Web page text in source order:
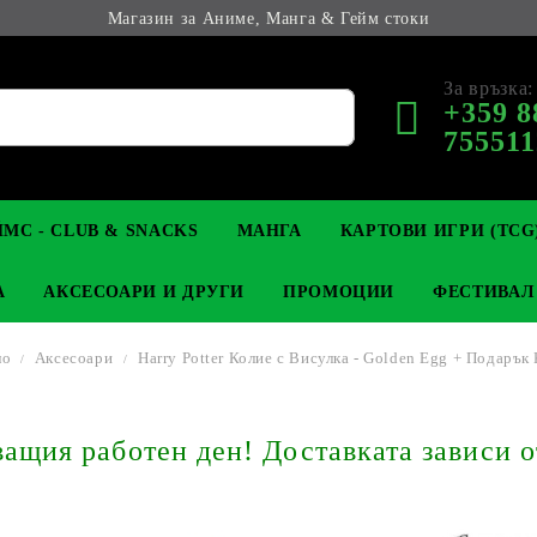
Магазин за Аниме, Манга & Гейм стоки
За връзка:
+359
КОЛЕКЦИОНЕРСКИ
YU-GI-OH! TCG
- CLUB & SNACKS МАНГА
LIGHT NOVEL
КАРТОВИ ИГРИ
MAGIC: THE GATHERING
АНИМЕ ФИГУРКИ
АКСЕСОАРИ И ДРУГИ
КЛЮЧОДЪРЖАТЕЛИ
ПРОМОЦИИ
Аксесоари Harry Potter Колие с Висулка - Golden Egg + Подарък
работен ден! Доставката зависи